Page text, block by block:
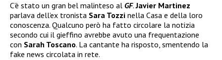
C’è stato un gran bel malinteso al GF.Javier Martinez
parlava dell’ex tronista Sara Tozzi nella Casa e della loro
conoscenza. Qualcuno però ha fatto circolare la notizia
secondo cui il gieffino avrebbe avuto una frequentazione
con Sarah Toscano. La cantante ha risposto, smentendo la
fake news circolata in rete.